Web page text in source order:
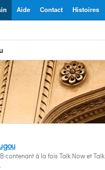
Histoires
Contact
Aide
contenant à la fois Talk Now et Talk